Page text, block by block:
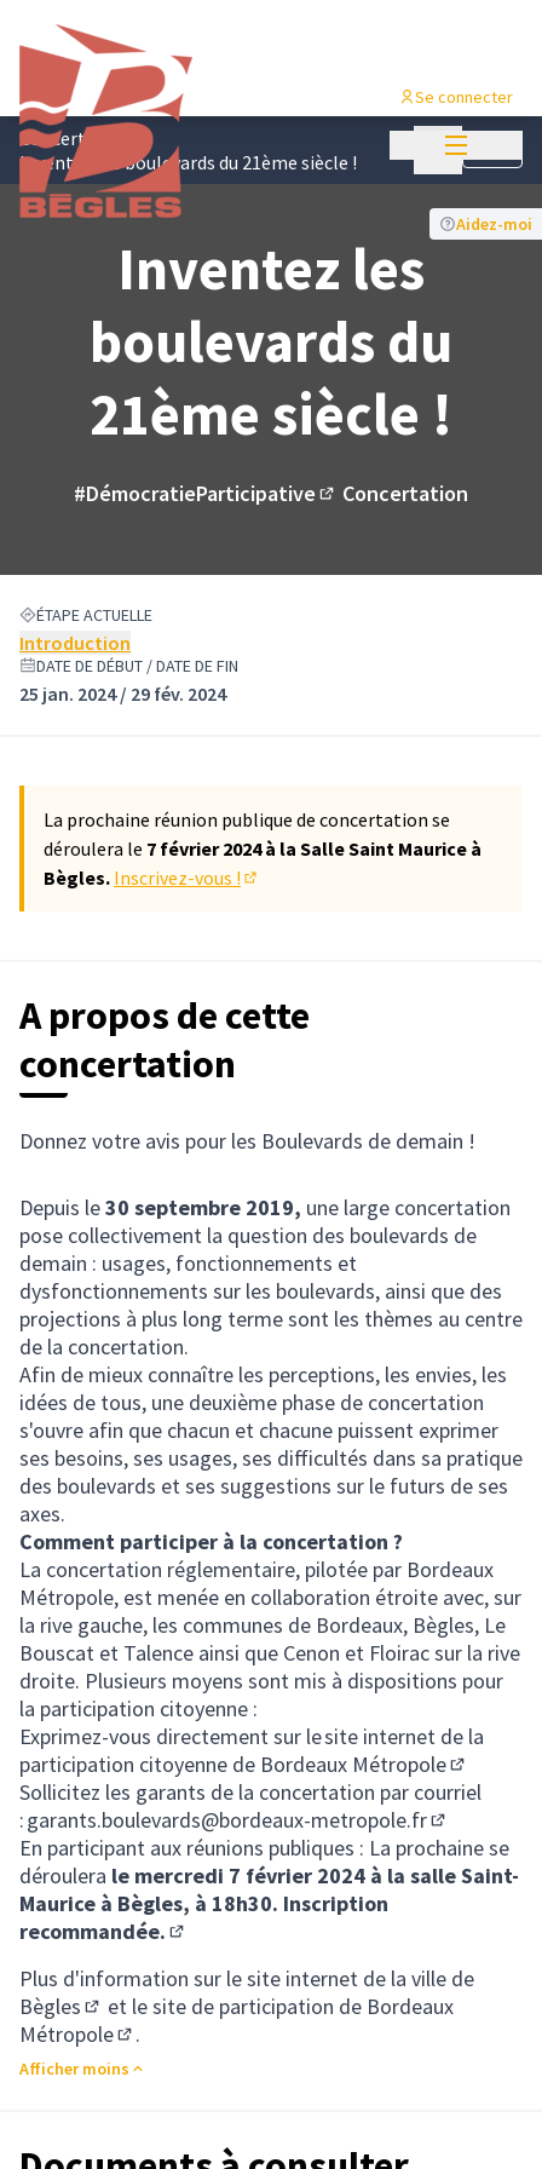
Menu
Se connecter
Concertations
Inventez les boulevards du 21ème siècle !
Menu Suivre
Aidez-moi
Inventez les
boulevards du
21ème siècle !
#DémocratieParticipative Concertation
ÉTAPE ACTUELLE
Introduction
DATE DE DÉBUT / DATE DE FIN
25 jan. 2024 / 29 fév. 2024
La prochaine réunion publique de concertation se
déroulera le 7 février 2024 à la Salle Saint Maurice à
Bègles. Inscrivez-vous !
A propos de cette
concertation
Donnez votre avis pour les Boulevards de demain !
Depuis le30 septembre 2019, une large concertation
pose collectivement la question des boulevards de
demain : usages, fonctionnements et
dysfonctionnements sur les boulevards, ainsi que des
projections à plus long terme sont les thèmes au centre
de la concertation.
Afin de mieux connaître les perceptions, les envies, les
idées de tous, une deuxième phase de concertation
s'ouvre afin que chacun et chacune puissent exprimer
ses besoins, ses usages, ses difficultés dans sa pratique
des boulevards et ses suggestions sur le futurs de ses
axes.
Comment participer à la concertation ?
La concertation réglementaire, pilotée par Bordeaux
Métropole, est menée en collaboration étroite avec, sur
la rive gauche, les communes de Bordeaux, Bègles, Le
Bouscat et Talence ainsi que Cenon et Floirac sur la rive
droite. Plusieurs moyens sont mis à dispositions pour
la participation citoyenne :
Exprimez-vous directement sur lesite internet de la
participation citoyenne de Bordeaux Métropole
(Lien
Sollicitez les garants de la concertation par courriel
:garants.boulevards@bordeaux-metropole.fr
(S'ouvre
En participant aux réunions publiques : La prochaine se
déroulera le mercredi 7 février 2024 à la salle Saint-
Maurice à Bègles, à 18h30. Inscription
recommandée.
Plus d'information sur le site internet de la ville de
Bègles
(Lien externe)
et le site de participation de Bordeaux
Métropole
.
Afficher moins